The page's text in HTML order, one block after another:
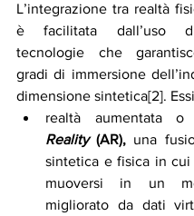
L’integrazione tra realtà
è facilitata dall’uso
tecnologie che
gradi di immersione
dimensione sintetica[2].
realtà aumentata o
Reality (AR), una
sintetica e fisica in cui
muoversi in un
migliorato da dati